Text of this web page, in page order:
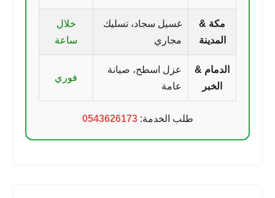
مكة &
المدينة
غسيل سجاد، تسليك
مجاري
خلال
ساعة
الدمام &
الخبر
عزل اسطح، صيانة
عامة
فوري
طلب الخدمة:0543626173